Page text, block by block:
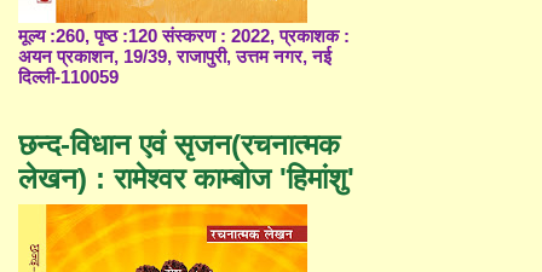
मूल्य :260, पृष्ठ :120 संस्करण : 2022, प्रकाशक :
अयन प्रकाशन, 19/39, राजापुरी, उत्तम नगर, नई
दिल्ली-110059
छन्द-विधान एवं सृजन(रचनात्मक
लेखन) : रामेश्वर काम्बोज 'हिमांशु'